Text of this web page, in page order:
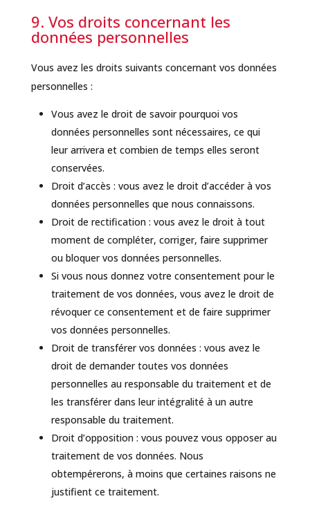
9. Vos droits concernant les
données personnelles
Vous avez les droits suivants concernant vos données
personnelles :
Vous avez le droit de savoir pourquoi vos
données personnelles sont nécessaires, ce qui
leur arrivera et combien de temps elles seront
conservées.
Droit d’accès : vous avez le droit d’accéder à vos
données personnelles que nous connaissons.
Droit de rectification : vous avez le droit à tout
moment de compléter, corriger, faire supprimer
ou bloquer vos données personnelles.
Si vous nous donnez votre consentement pour le
traitement de vos données, vous avez le droit de
révoquer ce consentement et de faire supprimer
vos données personnelles.
Droit de transférer vos données : vous avez le
droit de demander toutes vos données
personnelles au responsable du traitement et de
les transférer dans leur intégralité à un autre
responsable du traitement.
Droit d’opposition : vous pouvez vous opposer au
traitement de vos données. Nous
obtempérerons, à moins que certaines raisons ne
justifient ce traitement.